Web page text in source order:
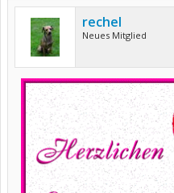
rechel
Neues Mitglied